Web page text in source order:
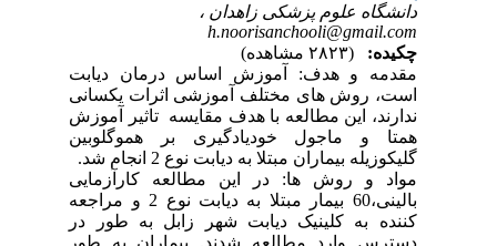
دانشگاه علوم پزشکی زاهدان ،
h.noorisanchooli@gmail.com
چکیده:
مقدمه و هدف: آموزش اساس درمان دیابت
است، روش های مختلف آموزشی اثرات یکسانی
ندارند، این مطالعه با هدف مقایسه تاثیر آموزش
همتا و ماجول خودیادگیری بر هموگلوبین
گلیکوزیله بیماران مبتلا به دیابت نوع 2 انجام شد.
مواد و روش ها: در این مطالعه کارآزمایی
بالینی،60 بیمار مبتلا به دیابت نوع 2 و مراجعه
کننده به کلینیک دیابت شهر زابل به طور در
دسترس وارد مطالعه شدند. بیماران به طور